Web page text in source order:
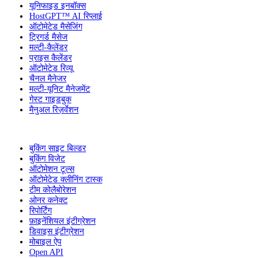
यूनिफाइड इनबॉक्स
HostGPT™ AI रिप्लाई
ऑटोमेटेड मैसेजिंग
ट्रिगर्ड मैसेज
मल्टी-कैलेंडर
प्राइस कैलेंडर
ऑटोमेटेड रिव्यू
चैनल मैनेजर
मल्टी-यूनिट मैनेजमेंट
गेस्ट गाइडबुक
मैनुअल रिज़र्वेशन
बुकिंग साइट बिल्डर
बुकिंग विजेट
ऑटोमेशन टूल्स
ऑटोमेटेड क्लीनिंग टास्क
टीम कोलैबोरेशन
ओनर कनेक्ट
रिपोर्टिंग
फ़ाइनेंशियल इंटीग्रेशन
डिवाइस इंटीग्रेशन
मोबाइल ऐप
Open API